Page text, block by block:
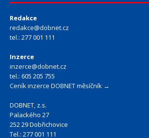
Redakce
redakce@dobnet.cz
tel.: 277 001 111
Inzerce
inzerce@dobnet.cz
tel.: 605 205 755
Ceník inzerce DOBNET měsíčník →
DOBNET, z.s.
Palackého 27
252 29 Dobřichovice
Tel.: 277 001 111